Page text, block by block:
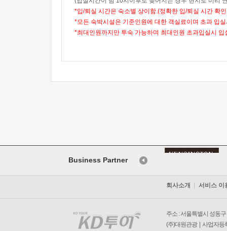
*입/퇴실 시간은 숙소별 상이함.(정확한 입/퇴실 시간 확
*모든 숙박시설은 기준인원에 대한 객실료이며 초과 입
*최대인원까지만 투숙 가능하며 최대인원 초과입실시
Business Partner
회사소개 서비스 이
주소 : 서울특별시 성동
(주)대원관광 | 사업자등